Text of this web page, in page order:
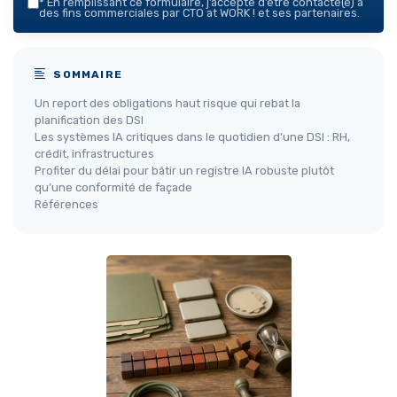
des fins commerciales par CTO at WORK ! et ses partenaires.
SOMMAIRE
Un report des obligations haut risque qui rebat la
planification des DSI
Les systèmes IA critiques dans le quotidien d’une DSI : RH,
crédit, infrastructures
Profiter du délai pour bâtir un registre IA robuste plutôt
qu’une conformité de façade
Références